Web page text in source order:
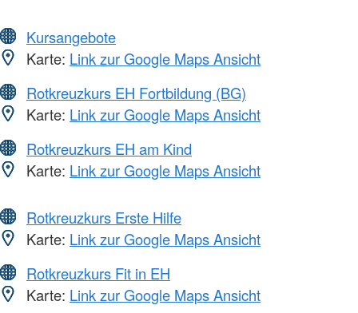
Kursangebote
Karte: Link zur Google Maps Ansicht
Rotkreuzkurs EH Fortbildung (BG)
Karte: Link zur Google Maps Ansicht
Rotkreuzkurs EH am Kind
Karte: Link zur Google Maps Ansicht
Rotkreuzkurs Erste Hilfe
Karte: Link zur Google Maps Ansicht
Rotkreuzkurs Fit in EH
Karte: Link zur Google Maps Ansicht